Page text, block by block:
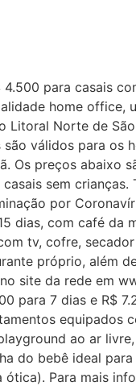
para casais
home office,
Norte de
válidos para os
Os preços abaixo
sem crianças.
por
dias, com café da
tv, cofre,
próprio, além
site da rede em
para 7 dias e R$
equipados
ao ar
do bebê ideal
Para mais